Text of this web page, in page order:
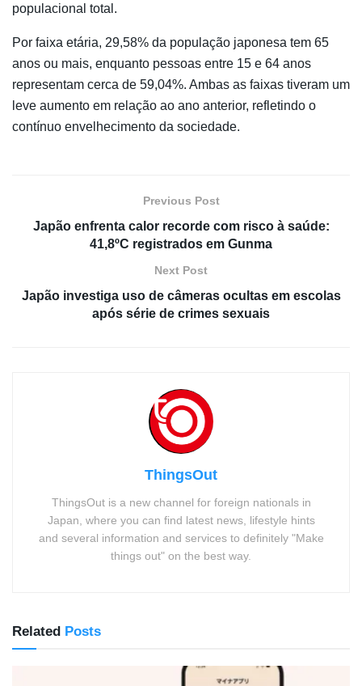
populacional total.
Por faixa etária, 29,58% da população japonesa tem 65
anos ou mais, enquanto pessoas entre 15 e 64 anos
representam cerca de 59,04%. Ambas as faixas tiveram um
leve aumento em relação ao ano anterior, refletindo o
contínuo envelhecimento da sociedade.
Previous Post
Japão enfrenta calor recorde com risco à saúde:
41,8ºC registrados em Gunma
Next Post
Japão investiga uso de câmeras ocultas em escolas
após série de crimes sexuais
ThingsOut
ThingsOut is a new channel for foreign nationals in
Japan, where you can find latest news, lifestyle hints
and several information and services to definitely "Make
things out" on the best way.
Related Posts